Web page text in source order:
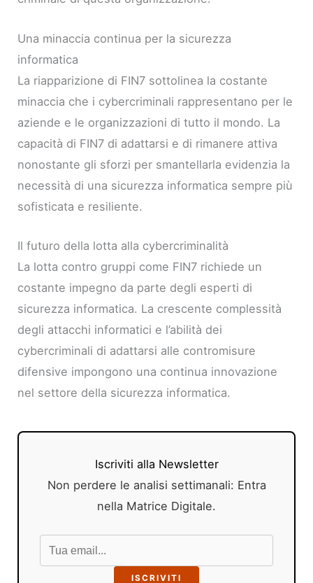
Una minaccia continua per la sicurezza
informatica
La riapparizione di FIN7 sottolinea la costante
minaccia che i cybercriminali rappresentano per le
aziende e le organizzazioni di tutto il mondo. La
capacità di FIN7 di adattarsi e di rimanere attiva
nonostante gli sforzi per smantellarla evidenzia la
necessità di una sicurezza informatica sempre più
sofisticata e resiliente.
Il futuro della lotta alla cybercriminalità
La lotta contro gruppi come FIN7 richiede un
costante impegno da parte degli esperti di
sicurezza informatica. La crescente complessità
degli attacchi informatici e l’abilità dei
cybercriminali di adattarsi alle contromisure
difensive impongono una continua innovazione
nel settore della sicurezza informatica.
Iscriviti alla Newsletter
Non perdere le analisi settimanali: Entra
nella Matrice Digitale.
ISCRIVITI